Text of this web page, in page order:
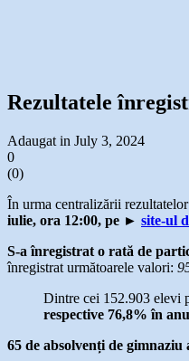
Rezultatele
Adaugat in July 3, 2024
0
(0)
În urma centralizării
iulie, ora 12:00, pe ► site-ul
S-a înregistrat o rată de
înregistrat următoarele valori:
Dintre cei 152.903 elevi
respective 76,8% în
65 de absolvenți de